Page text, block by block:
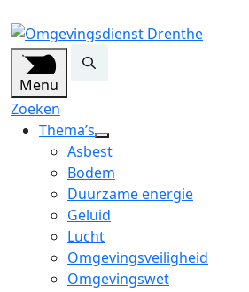
Menu
Zoeken
Thema’s
open
dropdown
menu
Asbest
Bodem
Duurzame energie
Geluid
Lucht
Omgevingsveiligheid
Omgevingswet